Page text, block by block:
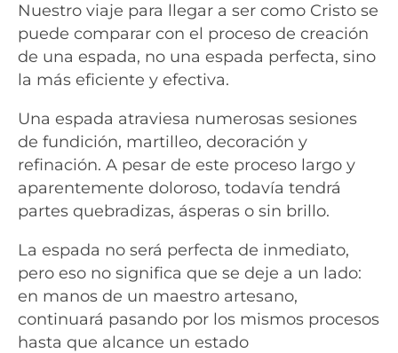
Nuestro viaje para llegar a ser como Cristo se
puede comparar con el proceso de creación
de una espada, no una espada perfecta, sino
la más eficiente y efectiva.
Una espada atraviesa numerosas sesiones
de fundición, martilleo, decoración y
refinación. A pesar de este proceso largo y
aparentemente doloroso, todavía tendrá
partes quebradizas, ásperas o sin brillo.
La espada no será perfecta de inmediato,
pero eso no significa que se deje a un lado:
en manos de un maestro artesano,
continuará pasando por los mismos procesos
hasta que alcance un estado